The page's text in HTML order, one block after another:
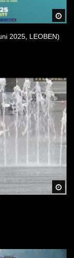
2025, LEOBEN)